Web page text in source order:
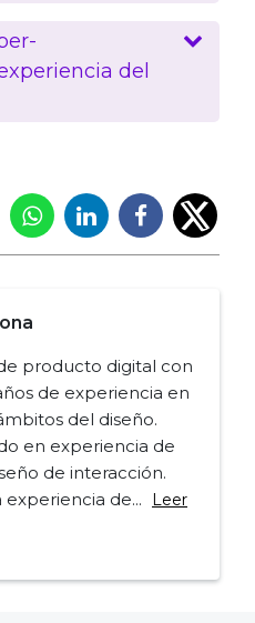
del
producto digital con
de experiencia en
del diseño.
en experiencia de
de interacción.
experiencia de...
Leer